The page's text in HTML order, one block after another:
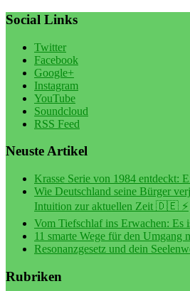
Social Links
Twitter
Facebook
Google+
Instagram
YouTube
Soundcloud
RSS Feed
Neuste Artikel
Krasse Serie von 1984 entdeckt:
Wie Deutschland seine Bürger
Intuition zur aktuellen Zeit 🇩🇪 ⚡️
Vom Tiefschlaf ins Erwachen: Es
11 smarte Wege für den Umgang
Resonanzgesetz und dein
Rubriken